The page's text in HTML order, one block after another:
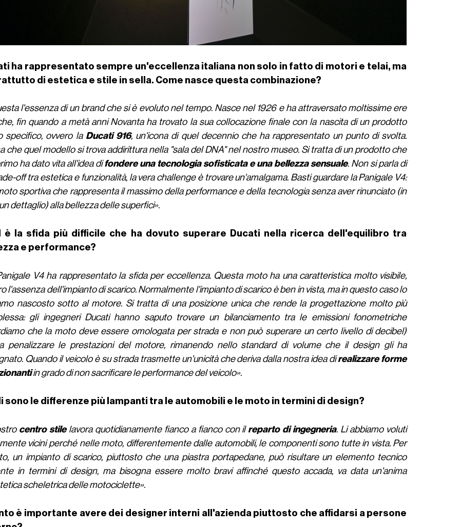
ha rappresentato sempre un'eccellenza italiana non solo in fatto di motori e telai, ma
di estetica e stile in sella. Come nasce questa combinazione?
l'essenza di un brand che si è evoluto nel tempo. Nasce nel 1926 e ha attraversato moltissime ere
fin quando a metà anni Novanta ha trovato la sua collocazione finale con la nascita di un prodotto
specifico, ovvero la Ducati 916, un'icona di quel decennio che ha rappresentato un punto di svolta.
che quel modello si trova addirittura nella "sala del DNA" nel nostro museo. Si tratta di un prodotto che
ha dato vita all'idea difondere una tecnologia sofisticata e una bellezza sensuale. Non si parla di
off tra estetica e funzionalità, la vera challenge è trovare un'amalgama. Basti guardare la Panigale V4:
sportiva che rappresenta il massimo della performance e della tecnologia senza aver rinunciato (in
dettaglio) alla bellezza delle superfici».
è la sfida più difficile che ha dovuto superare Ducati nella ricerca dell'equilibro tra
e performance?
V4 ha rappresentato la sfida per eccellenza. Questa moto ha una caratteristica molto visibile,
l'assenza dell'impianto di scarico. Normalmente l'impianto di scarico è ben in vista, ma in questo caso lo
nascosto sotto al motore. Si tratta di una posizione unica che rende la progettazione molto più
gli ingegneri Ducati hanno saputo trovare un bilanciamento tra le emissioni fonometriche
che la moto deve essere omologata per strada e non può superare un certo livello di decibel)
penalizzare le prestazioni del motore, rimanendo nello standard di volume che il design gli ha
Quando il veicolo è su strada trasmette un'unicità che deriva dalla nostra idea direalizzare forme
in grado di non sacrificare le performance del veicolo».
sono le differenze più lampanti tra le automobili e le moto in termini di design?
centro stilelavora quotidianamente fianco a fianco con il reparto di ingegneria. Li abbiamo voluti
vicini perché nelle moto, differentemente dalle automobili, le componenti sono tutte in vista. Per
un impianto di scarico, piuttosto che una piastra portapedane, può risultare un elemento tecnico
in termini di design, ma bisogna essere molto bravi affinché questo accada, va data un'anima
scheletrica delle motociclette».
è importante avere dei designer interni all'azienda piuttosto che affidarsi a persone